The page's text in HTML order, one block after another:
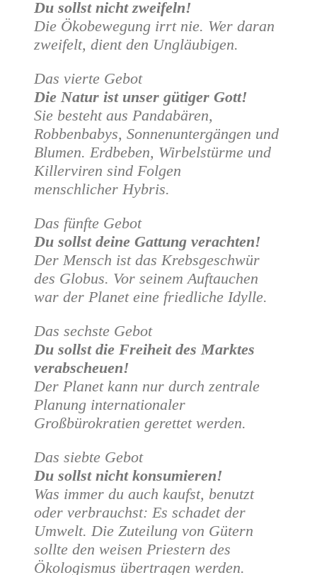
Du sollst nicht zweifeln!
Die Ökobewegung irrt nie. Wer daran
zweifelt, dient den Ungläubigen.
Das vierte Gebot
Die Natur ist unser gütiger Gott!
Sie besteht aus Pandabären,
Robbenbabys, Sonnenuntergängen und
Blumen. Erdbeben, Wirbelstürme und
Killerviren sind Folgen
menschlicher Hybris.
Das fünfte Gebot
Du sollst deine Gattung verachten!
Der Mensch ist das Krebsgeschwür
des Globus. Vor seinem Auftauchen
war der Planet eine friedliche Idylle.
Das sechste Gebot
Du sollst die Freiheit des Marktes
verabscheuen!
Der Planet kann nur durch zentrale
Planung internationaler
Großbürokratien gerettet werden.
Das siebte Gebot
Du sollst nicht konsumieren!
Was immer du auch kaufst, benutzt
oder verbrauchst: Es schadet der
Umwelt. Die Zuteilung von Gütern
sollte den weisen Priestern des
Ökologismus übertragen werden.